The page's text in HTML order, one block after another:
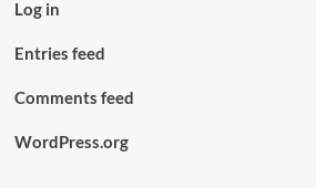
Log in
Entries feed
Comments feed
WordPress.org